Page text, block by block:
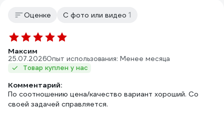
Оценке С фото или видео 1
Максим
25.07.2026Опыт использования: Менее месяца
Товар куплен у нас
Комментарий:
По соотношению цена/качество вариант хороший. Со
своей задачей справляется.